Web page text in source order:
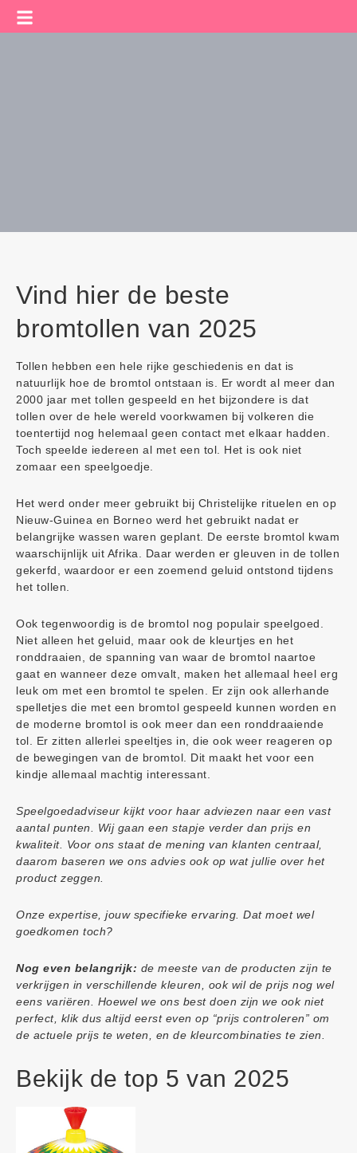
Vind hier de beste
bromtollen van 2025
Tollen hebben een hele rijke geschiedenis en dat is
natuurlijk hoe de bromtol ontstaan is. Er wordt al meer dan
2000 jaar met tollen gespeeld en het bijzondere is dat
tollen over de hele wereld voorkwamen bij volkeren die
toentertijd nog helemaal geen contact met elkaar hadden.
Toch speelde iedereen al met een tol. Het is ook niet
zomaar een speelgoedje.
Het werd onder meer gebruikt bij Christelijke rituelen en op
Nieuw-Guinea en Borneo werd het gebruikt nadat er
belangrijke wassen waren geplant. De eerste bromtol kwam
waarschijnlijk uit Afrika. Daar werden er gleuven in de tollen
gekerfd, waardoor er een zoemend geluid ontstond tijdens
het tollen.
Ook tegenwoordig is de bromtol nog populair speelgoed.
Niet alleen het geluid, maar ook de kleurtjes en het
ronddraaien, de spanning van waar de bromtol naartoe
gaat en wanneer deze omvalt, maken het allemaal heel erg
leuk om met een bromtol te spelen. Er zijn ook allerhande
spelletjes die met een bromtol gespeeld kunnen worden en
de moderne bromtol is ook meer dan een ronddraaiende
tol. Er zitten allerlei speeltjes in, die ook weer reageren op
de bewegingen van de bromtol. Dit maakt het voor een
kindje allemaal machtig interessant.
Speelgoedadviseur kijkt voor haar adviezen naar een vast
aantal punten. Wij gaan een stapje verder dan prijs en
kwaliteit. Voor ons staat de mening van klanten centraal,
daarom baseren we ons advies ook op wat jullie over het
product zeggen.
Onze expertise, jouw specifieke ervaring. Dat moet wel
goedkomen toch?
Nog even belangrijk: de meeste van de producten zijn te
verkrijgen in verschillende kleuren, ook wil de prijs nog wel
eens variëren. Hoewel we ons best doen zijn we ook niet
perfect, klik dus altijd eerst even op “prijs controleren” om
de actuele prijs te weten, en de kleurcombinaties te zien.
Bekijk de top 5 van 2025